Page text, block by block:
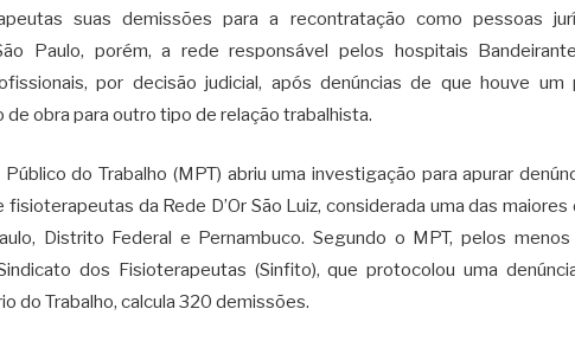
suas demissões para a recontratação como pessoas
Paulo, porém, a rede responsável pelos hospitais
por decisão judicial, após denúncias de que houve um
de obra para outro tipo de relação trabalhista.
do Trabalho (MPT) abriu uma investigação para apurar
da Rede D’Or São Luiz, considerada uma das
Distrito Federal e Pernambuco. Segundo o MPT, pelos
dos Fisioterapeutas (Sinfito), que protocolou uma
do Trabalho, calcula 320 demissões.